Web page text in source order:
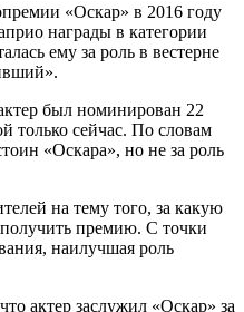
«Оскар» в 2016 году
награды в категории
ему за роль в вестерне
был номинирован 22
только сейчас. По словам
«Оскара», но не за роль
на тему того, за какую
премию. С точки
наилучшая роль
актер заслужил «Оскар» за